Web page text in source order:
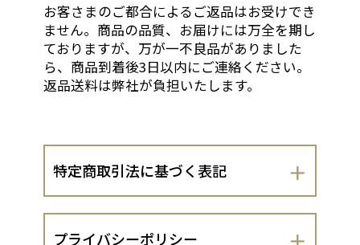
お客さまのご都合によるご返品はお受けでき
ません。商品の品質、お届けには万全を期し
ておりますが、万が一不良品がありました
ら、商品到着後3日以内にご連絡ください。
返品送料は弊社が負担いたします。
特定商取引法に基づく表記
会社名
プライバシーポリシー